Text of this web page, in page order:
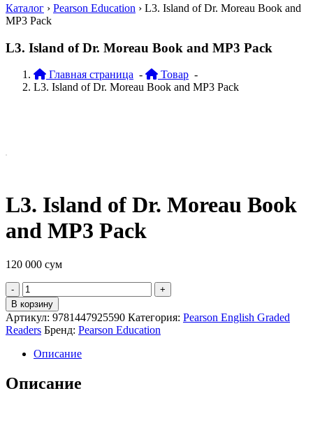
Каталог › Pearson Education › L3. Island of Dr. Moreau Book and
MP3 Pack
L3. Island of Dr. Moreau Book and MP3 Pack
Главная страница - Товар -
L3. Island of Dr. Moreau Book and MP3 Pack
L3. Island of Dr. Moreau Book
and MP3 Pack
120 000 сум
Quantity
В корзину
Артикул: 9781447925590 Категория: Pearson English Graded
Readers Бренд: Pearson Education
Описание
Описание